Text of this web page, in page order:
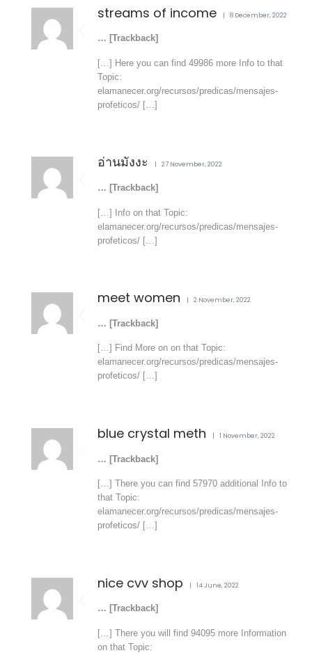
streams of income 8 December, 2022
… [Trackback]
[…] Here you can find 49986 more Info to that
Topic:
elamanecer.org/recursos/predicas/mensajes-
profeticos/ […]
อ่านมังงะ 27 November, 2022
… [Trackback]
[…] Info on that Topic:
elamanecer.org/recursos/predicas/mensajes-
profeticos/ […]
meet women 2 November, 2022
… [Trackback]
[…] Find More on on that Topic:
elamanecer.org/recursos/predicas/mensajes-
profeticos/ […]
blue crystal meth 1 November, 2022
… [Trackback]
[…] There you can find 57970 additional Info to
that Topic:
elamanecer.org/recursos/predicas/mensajes-
profeticos/ […]
nice cvv shop 14 June, 2022
… [Trackback]
[…] There you will find 94095 more Information
on that Topic: